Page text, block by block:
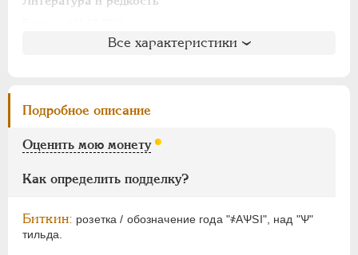
: 8 рублей
Семёнов: 203-21700
ГМ
Брекке: 245 (черта, 75$)
Все характеристики
Подробное описание
Оценить мою монету
Как определить подделку?
Биткин: розетка / обозначение года "҂АѰSI", над "Ѱ"
тильда.
1855-1881
ВРЕМЕННОЕ ПРАВ. 1917-1918